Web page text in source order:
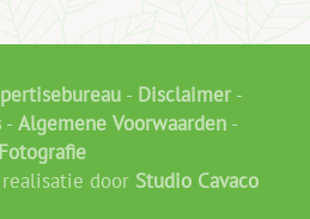
- Disclaimer -
- Algemene Voorwaarden -
Fotografie
door Studio Cavaco